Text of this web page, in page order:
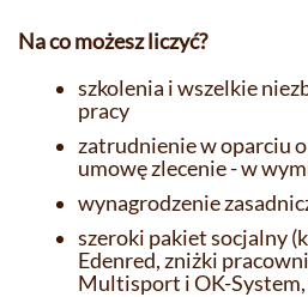
Na co możesz liczyć?
szkolenia i wszelkie
pracy
zatrudnienie w oparciu
umowę zlecenie - w
wynagrodzenie
szeroki pakiet socjalny
Edenred, zniżki
Multisport i OK-